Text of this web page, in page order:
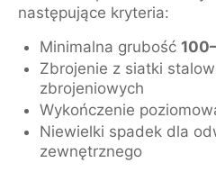
następujące kryteria:
Minimalna grubość
Zbrojenie z siatki
zbrojeniowych
Wykończenie
Niewielki spadek dla
zewnętrznego